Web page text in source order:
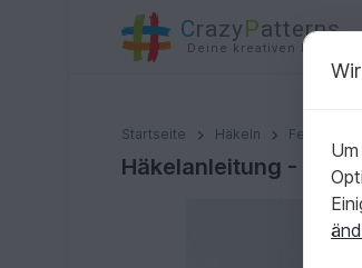
CrazyPatterns
Deine kreativen Ideen
Startseite Häkeln
Häkelanleitung - Kleiner
Häkelanleitung -